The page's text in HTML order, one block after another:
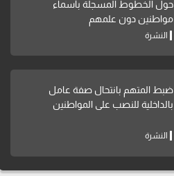
حول الخطوط المسجلة بأسماء
مواطنين دون علمهم
النشرة
ضبط المتهم بانتحال صفة عامل
بالداخلية للنصب على المواطنين
النشرة